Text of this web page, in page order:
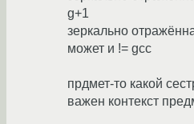
g+1
зеркально
может и != gcc
прдмет-то какой
важен контекст